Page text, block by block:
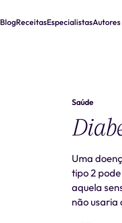
BlogReceitasEspecialistasAutores
Saúde
Uma
tipo 2
aquela
não usaria